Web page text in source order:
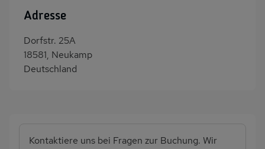
Adresse
Dorfstr. 25A
18581, Neukamp
Deutschland
Kontaktiere uns bei Fragen zur Buchung. Wir